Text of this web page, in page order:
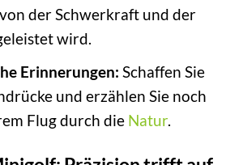
der Schwerkraft und der
wird.
Erinnerungen: Schaffen Sie
und erzählen Sie noch
Flug durch die Natur.